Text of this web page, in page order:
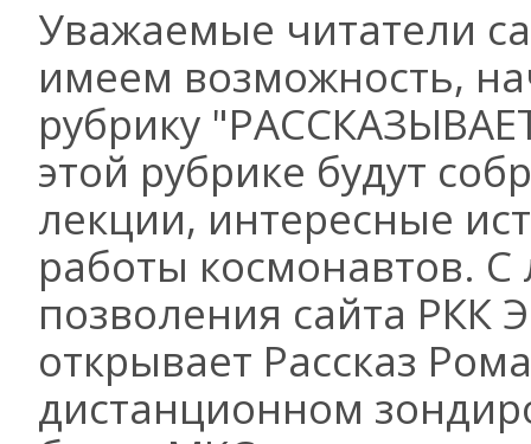
Уважаемые читатели
имеем возможность,
рубрику
этой рубрике будут
лекции, интересные
работы космонавтов. С
позволения сайта РКК
открывает Рассказ
дистанционном